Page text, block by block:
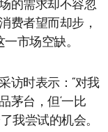
的需求却不容忽
费者望而却步，
市场空缺。
访时表示：“对我
茅台，但‘一比
我尝试的机会。